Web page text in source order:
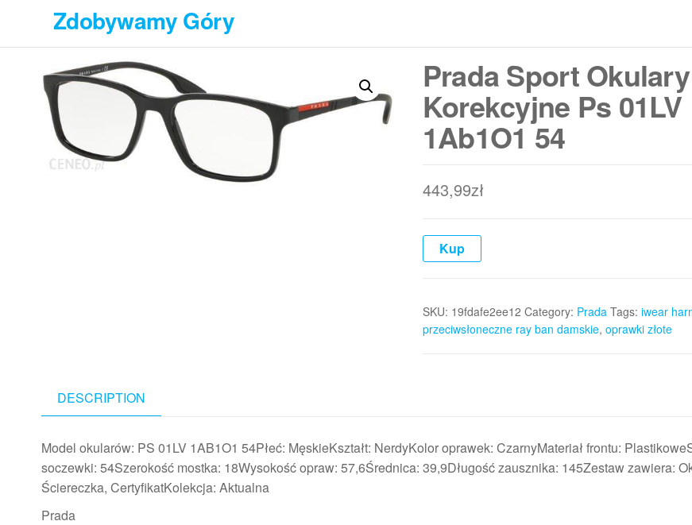
treści
Zdobywamy Góry
Prada Sport Okulary
Korekcyjne Ps 01LV
1Ab1O1 54
443,99zł
Kup
SKU: 19fdafe2ee12 Category: Prada Tags: iwear
przeciwsłoneczne ray ban damskie, oprawki złote
DESCRIPTION
Model okularów: PS 01LV 1AB1O1 54Płeć: MęskieKształt: NerdyKolor oprawek: CzarnyMateriał frontu:
soczewki: 54Szerokość mostka: 18Wysokość opraw: 57,6Średnica: 39,9Długość zausznika: 145Zestaw zawiera:
Ściereczka, CertyfikatKolekcja: Aktualna
Prada